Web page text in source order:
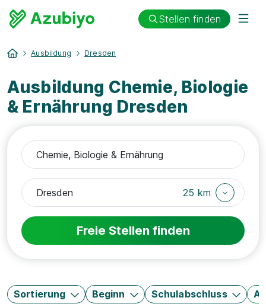
Stellen finden
Ausbildung Dresden
Ausbildung Chemie, Biologie
& Ernährung Dresden
25 km
Freie Stellen finden
Sortierung Beginn Schulabschluss